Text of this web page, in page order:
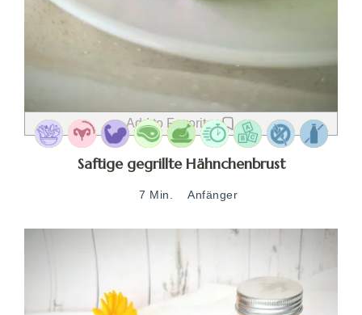
Add to Favorites
Saftige gegrillte Hähnchenbrust
7 Min. Anfänger